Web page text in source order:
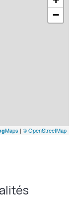
−
Maps | © OpenStreetMap